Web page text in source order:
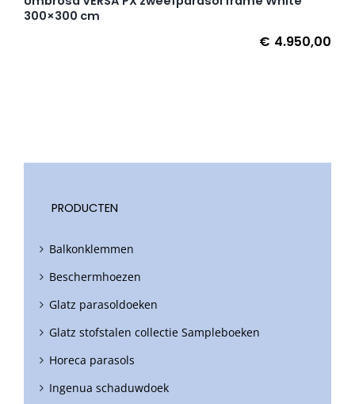
300×300 cm
€ 4.950,00
PRODUCTEN
Balkonklemmen
Beschermhoezen
Glatz parasoldoeken
Glatz stofstalen collectie Sampleboeken
Horeca parasols
Ingenua schaduwdoek